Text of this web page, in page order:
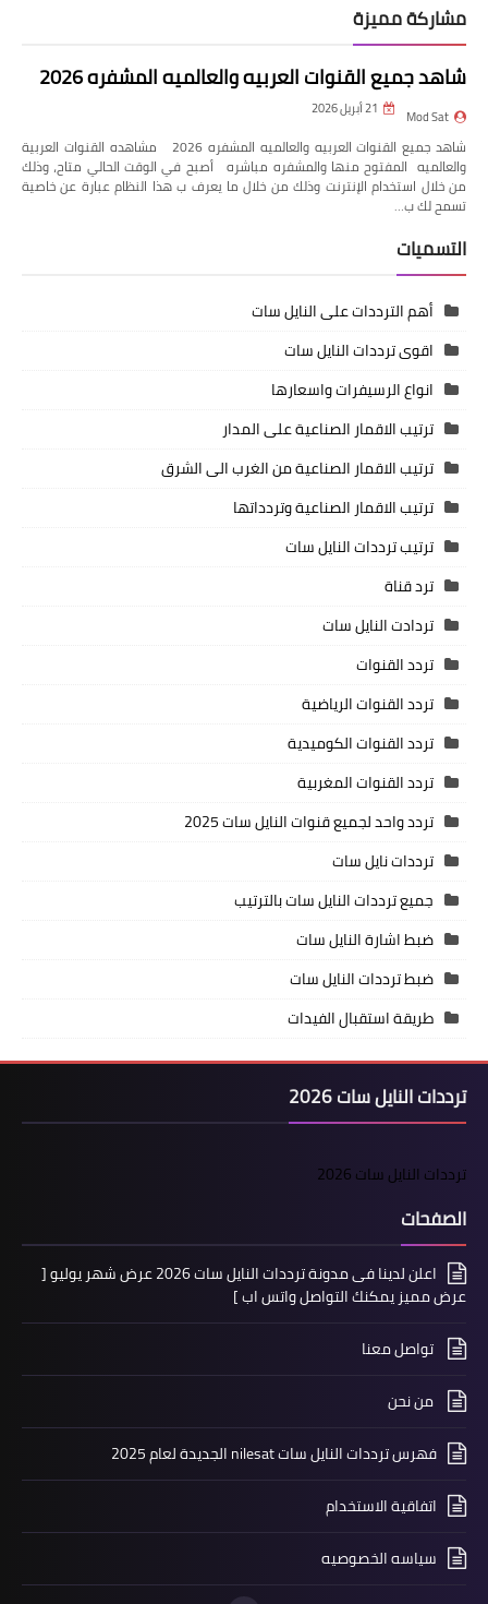
مشاركة مميزة
شاهد جميع القنوات العربيه والعالميه المشفره 2026
Mod Sat 21 أبريل 2026
شاهد جميع القنوات العربيه والعالميه المشفره 2026 مشاهده القنوات العربية
والعالميه المفتوح منها والمشفره مباشره أصبح في الوقت الحالي متاح، وذلك
من خلال استخدام الإنترنت وذلك من خلال ما يعرف ب هذا النظام عبارة عن خاصية
تسمح لك ب…
التسميات
أهم الترددات على النايل سات
اقوى ترددات النايل سات
انواع الرسيفرات واسعارها
ترتيب الاقمار الصناعية على المدار
ترتيب الاقمار الصناعية من الغرب الى الشرق
ترتيب الاقمار الصناعية وتردداتها
ترتيب ترددات النايل سات
ترد قناة
تردادت النايل سات
تردد القنوات
تردد القنوات الرياضية
تردد القنوات الكوميدية
تردد القنوات المغربية
تردد واحد لجميع قنوات النايل سات 2025
ترددات نايل سات
جميع ترددات النايل سات بالترتيب
ضبط اشارة النايل سات
ضبط ترددات النايل سات
طريقة استقبال الفيدات
ترددات النايل سات 2026
ترددات النايل سات 2026
الصفحات
اعلن لدينا فى مدونة ترددات النايل سات 2026 عرض شهر يوليو [
عرض مميز يمكنك التواصل واتس اب ]
تواصل معنا
من نحن
فهرس ترددات النايل سات nilesat الجديدة لعام 2025
اتفاقية الاستخدام
سياسه الخصوصيه